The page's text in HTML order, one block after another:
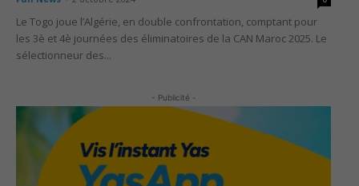
Le Togo joue l’Algérie, en double confrontation, comptant pour
les 3è et 4è journées des éliminatoires de la CAN Maroc 2025. Le
sélectionneur des...
- Publicité -